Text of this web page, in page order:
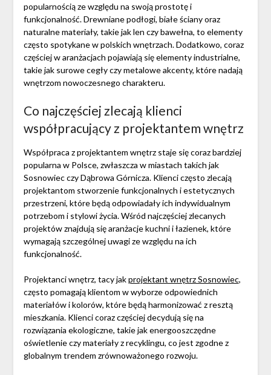
popularnością ze względu na swoją prostotę i
funkcjonalność. Drewniane podłogi, białe ściany oraz
naturalne materiały, takie jak len czy bawełna, to elementy
często spotykane w polskich wnętrzach. Dodatkowo, coraz
częściej w aranżacjach pojawiają się elementy industrialne,
takie jak surowe cegły czy metalowe akcenty, które nadają
wnętrzom nowoczesnego charakteru.
Co najczęściej zlecają klienci
współpracujący z projektantem wnętrz
Współpraca z projektantem wnętrz staje się coraz bardziej
popularna w Polsce, zwłaszcza w miastach takich jak
Sosnowiec czy Dąbrowa Górnicza. Klienci często zlecają
projektantom stworzenie funkcjonalnych i estetycznych
przestrzeni, które będą odpowiadały ich indywidualnym
potrzebom i stylowi życia. Wśród najczęściej zlecanych
projektów znajdują się aranżacje kuchni i łazienek, które
wymagają szczególnej uwagi ze względu na ich
funkcjonalność.
Projektanci wnętrz, tacy jakprojektant wnętrz Sosnowiec,
często pomagają klientom w wyborze odpowiednich
materiałów i kolorów, które będą harmonizować z resztą
mieszkania. Klienci coraz częściej decydują się na
rozwiązania ekologiczne, takie jak energooszczędne
oświetlenie czy materiały z recyklingu, co jest zgodne z
globalnym trendem zrównoważonego rozwoju.